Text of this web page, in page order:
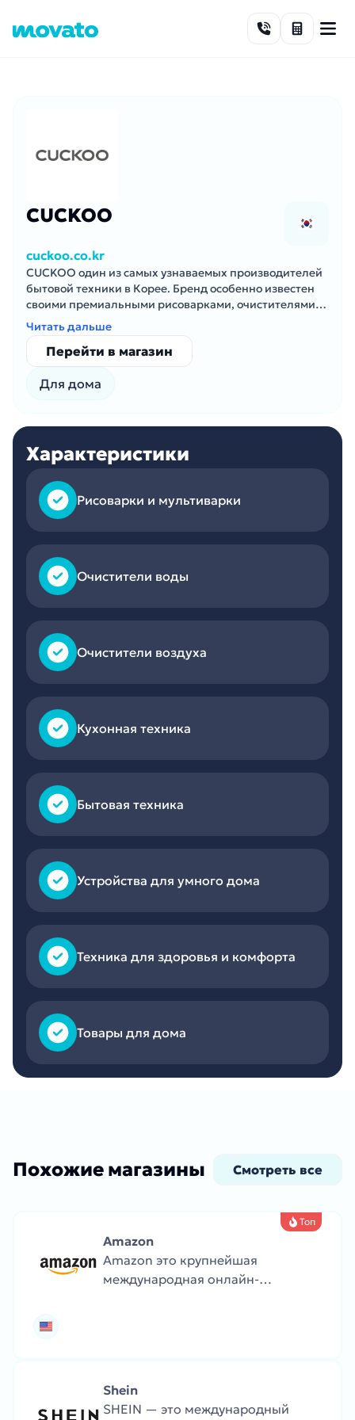
CUCKOO
cuckoo.co.kr
CUCKOO один из самых узнаваемых производителей
бытовой техники в Корее. Бренд особенно известен
своими премиальными рисоварками, очистителями
воды, очистителями воздуха и кухонной техникой.
Читать дальше
Перейти в магазин
Для дома
Характеристики
Рисоварки и мультиварки
Очистители воды
Очистители воздуха
Кухонная техника
Бытовая техника
Устройства для умного дома
Техника для здоровья и комфорта
Товары для дома
Похожие магазины Смотреть все
Amazon
Amazon это крупнейшая
международная онлайн-
охватом.
Топ
Shein
SHEIN — это международный